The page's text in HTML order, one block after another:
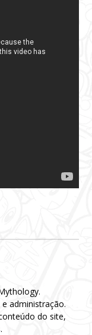
administração.
do site,